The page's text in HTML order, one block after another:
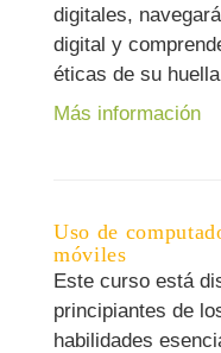
digitales,
digital y
éticas de su
Más información
Uso de
móviles
Este curso está
principiantes de
habilidades